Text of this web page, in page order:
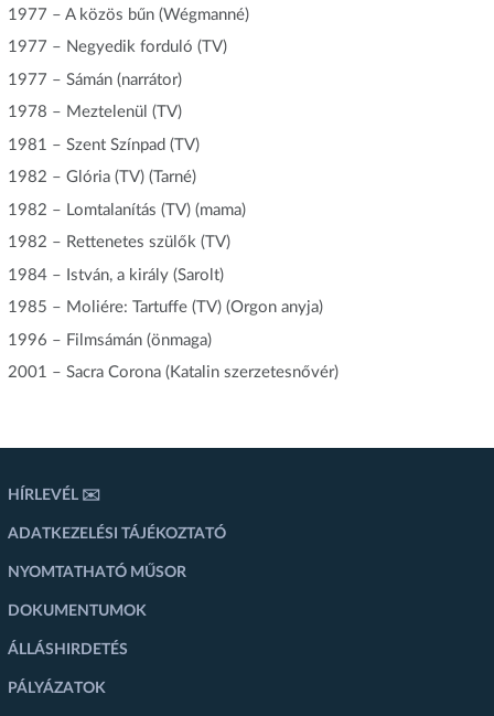
1977 – A közös bűn (Wégmanné)
1977 – Negyedik forduló (TV)
1977 – Sámán (narrátor)
1978 – Meztelenül (TV)
1981 – Szent Színpad (TV)
1982 – Glória (TV) (Tarné)
1982 – Lomtalanítás (TV) (mama)
1982 – Rettenetes szülők (TV)
1984 – István, a király (Sarolt)
1985 – Moliére: Tartuffe (TV) (Orgon anyja)
1996 – Filmsámán (önmaga)
2001 – Sacra Corona (Katalin szerzetesnővér)
HÍRLEVÉL ✉️
ADATKEZELÉSI TÁJÉKOZTATÓ
NYOMTATHATÓ MŰSOR
DOKUMENTUMOK
ÁLLÁSHIRDETÉS
PÁLYÁZATOK